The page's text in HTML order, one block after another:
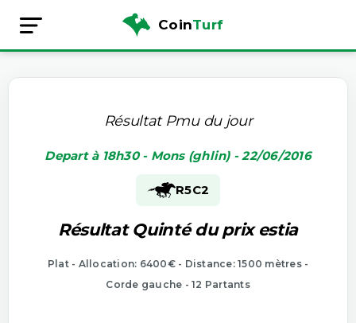
CoinTurf
Résultat Pmu du jour
Depart à 18h30 - Mons (ghlin) - 22/06/2016
R5C2
Résultat Quinté du prix estia
Plat - Allocation: 6400€ - Distance: 1500 mètres -
Corde gauche - 12 Partants